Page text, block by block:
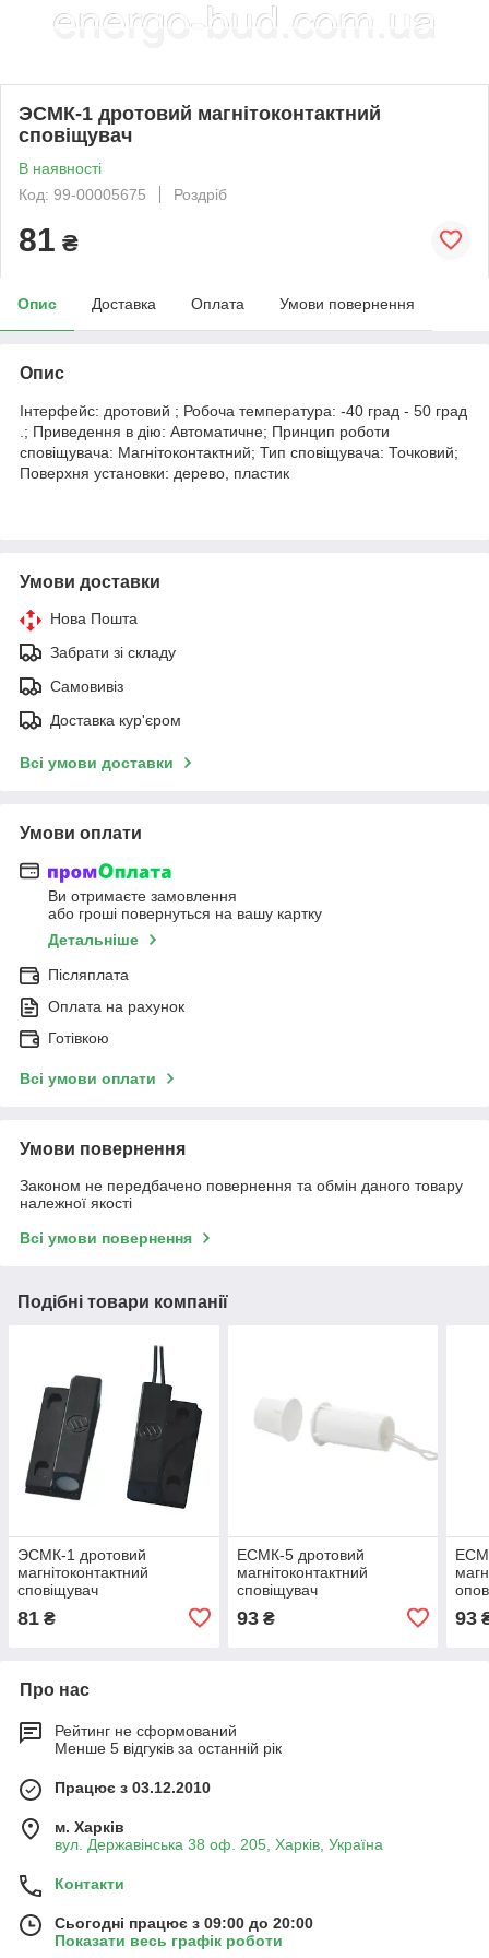
ЭСМК-1 дротовий магнітоконтактний
сповіщувач
В наявності
Код: 99-00005675
Роздріб
81 ₴
Опис Доставка Оплата Умови повернення
Опис
Інтерфейс: дротовий ; Робоча температура: -40 град - 50 град
.; Приведення в дію: Автоматичне; Принцип роботи
сповіщувача: Магнітоконтактний; Тип сповіщувача: Точковий;
Поверхня установки: дерево, пластик
Умови доставки
Нова Пошта
Забрати зі складу
Самовивіз
Доставка кур'єром
Всі умови доставки
Умови оплати
Ви отримаєте замовлення
або гроші повернуться на вашу картку
Детальніше
Післяплата
Оплата на рахунок
Готівкою
Всі умови оплати
Умови повернення
Законом не передбачено повернення та обмін даного товару
належної якості
Всі умови повернення
Подібні товари компанії
ЭСМК-1 дротовий
магнітоконтактний
сповіщувач
81 ₴
ЕСМК-5 дротовий
магнітоконтактний
сповіщувач
93₴ 93
Про нас
Рейтинг не сформований
Менше 5 відгуків за останній рік
Працює з 03.12.2010
м. Харків
вул. Державінська 38 оф. 205, Харків, Україна
Контакти
Сьогодні працює з 09:00 до 20:00
Показати весь графік роботи